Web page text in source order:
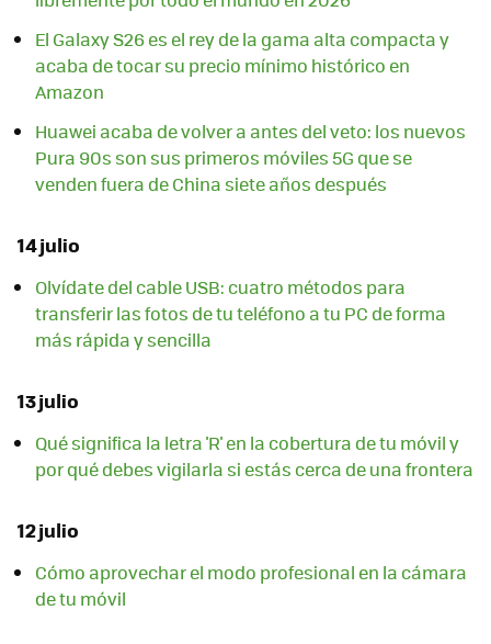
El Galaxy S26 es el rey de la gama alta compacta y
acaba de tocar su precio mínimo histórico en
Amazon
Huawei acaba de volver a antes del veto: los nuevos
Pura 90s son sus primeros móviles 5G que se
venden fuera de China siete años después
14 julio
Olvídate del cable USB: cuatro métodos para
transferir las fotos de tu teléfono a tu PC de forma
más rápida y sencilla
13 julio
Qué significa la letra 'R' en la cobertura de tu móvil y
por qué debes vigilarla si estás cerca de una frontera
12 julio
Cómo aprovechar el modo profesional en la cámara
de tu móvil